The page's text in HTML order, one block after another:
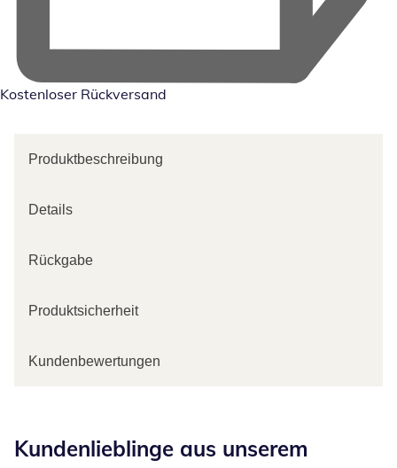
Kostenloser Rückversand
Produktbeschreibung
Details
Rückgabe
Produktsicherheit
Kundenbewertungen
Kundenlieblinge aus unserem